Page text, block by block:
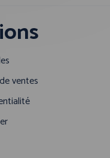
ventes